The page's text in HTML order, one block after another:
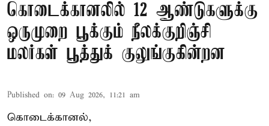
கொடைக்கானலில் 12 ஆண்டுகளுக்கு
ஒருமுறை பூக்கும் நீலக்குறிஞ்சி
மலர்கள் பூத்துக் குலுங்குகின்றன
Published on: 09 Aug 2026, 11:21 am
கொடைக்கானல்,